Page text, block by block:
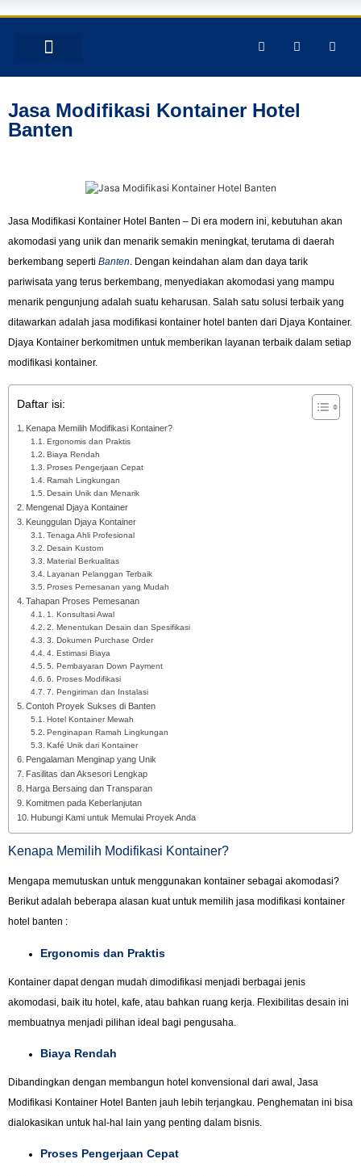
Jasa Modifikasi Kontainer Hotel
Banten
Jasa Modifikasi Kontainer Hotel Banten – Di era modern ini, kebutuhan akan
akomodasi yang unik dan menarik semakin meningkat, terutama di daerah
berkembang seperti Banten . Dengan keindahan alam dan daya tarik
pariwisata yang terus berkembang, menyediakan akomodasi yang mampu
menarik pengunjung adalah suatu keharusan. Salah satu solusi terbaik yang
ditawarkan adalah jasa modifikasi kontainer hotel banten dari Djaya Kontainer.
Djaya Kontainer berkomitmen untuk memberikan layanan terbaik dalam setiap
modifikasi kontainer.
Daftar isi:
Kenapa Memilih Modifikasi Kontainer?
Ergonomis dan Praktis
Biaya Rendah
Proses Pengerjaan Cepat
Ramah Lingkungan
Desain Unik dan Menarik
Mengenal Djaya Kontainer
Keunggulan Djaya Kontainer
Tenaga Ahli Profesional
Desain Kustom
Material Berkualitas
Layanan Pelanggan Terbaik
Proses Pemesanan yang Mudah
Tahapan Proses Pemesanan
1. Konsultasi Awal
2. Menentukan Desain dan Spesifikasi
3. Dokumen Purchase Order
4. Estimasi Biaya
5. Pembayaran Down Payment
6. Proses Modifikasi
7. Pengiriman dan Instalasi
Contoh Proyek Sukses di Banten
Hotel Kontainer Mewah
Penginapan Ramah Lingkungan
Kafé Unik dari Kontainer
Pengalaman Menginap yang Unik
Fasilitas dan Aksesori Lengkap
Harga Bersaing dan Transparan
Komitmen pada Keberlanjutan
Hubungi Kami untuk Memulai Proyek Anda
Kenapa Memilih Modifikasi Kontainer?
Mengapa memutuskan untuk menggunakan kontainer sebagai akomodasi?
Berikut adalah beberapa alasan kuat untuk memilih jasa modifikasi kontainer
hotel banten :
Ergonomis dan Praktis
Kontainer dapat dengan mudah dimodifikasi menjadi berbagai jenis
akomodasi, baik itu hotel, kafe, atau bahkan ruang kerja. Flexibilitas desain ini
membuatnya menjadi pilihan ideal bagi pengusaha.
Biaya Rendah
Dibandingkan dengan membangun hotel konvensional dari awal, Jasa
Modifikasi Kontainer Hotel Banten jauh lebih terjangkau. Penghematan ini bisa
dialokasikan untuk hal-hal lain yang penting dalam bisnis.
Proses Pengerjaan Cepat